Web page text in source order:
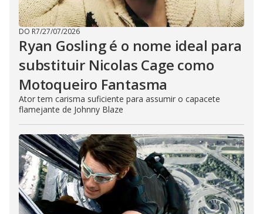
DO R7/27/07/2026
Ryan Gosling é o nome ideal para
substituir Nicolas Cage como
Motoqueiro Fantasma
Ator tem carisma suficiente para assumir o capacete
flamejante de Johnny Blaze